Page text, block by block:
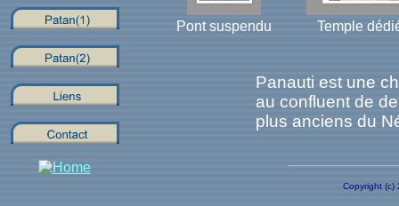
Pont suspendu Temple
Panauti est une
au confluent de
plus anciens du
Copyright (c)